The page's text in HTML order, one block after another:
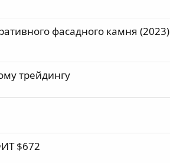
фасадного камня (2023)
трейдингу
$672